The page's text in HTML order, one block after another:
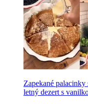
Zapekané
letný dezert s